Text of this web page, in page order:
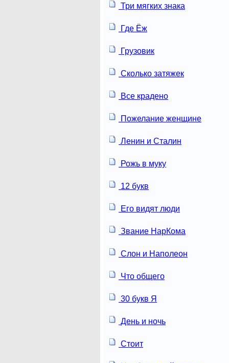
Три мягких знака
Где Ёж
Грузовик
Сколько затяжек
Все крадено
Пожелание женщине
Ленин и Сталин
Рожь в муку
12 букв
Его видят люди
Звание НарКома
Слон и Наполеон
Что общего
30 букв Я
День и ночь
Стоит